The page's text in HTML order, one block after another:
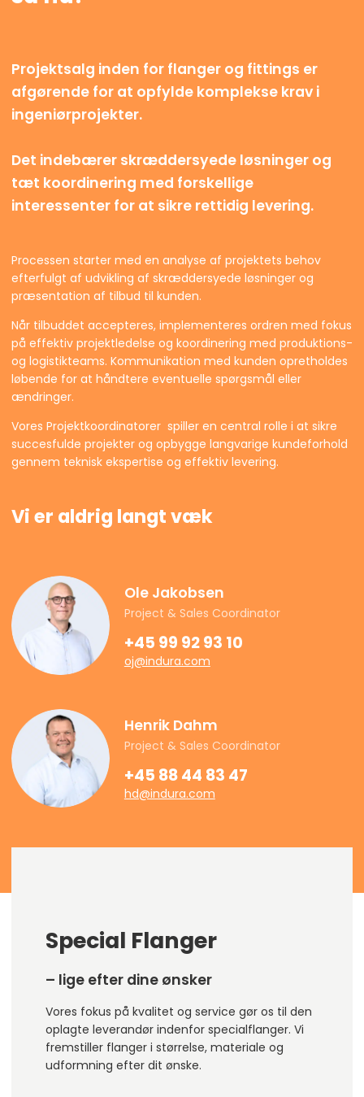
Projektsalg inden for flanger og fittings er
afgørende for at opfylde komplekse krav i
ingeniørprojekter.
Det indebærer skræddersyede løsninger og
tæt koordinering med forskellige
interessenter for at sikre rettidig levering.
Processen starter med en analyse af projektets behov
efterfulgt af udvikling af skræddersyede løsninger og
præsentation af tilbud til kunden.
Når tilbuddet accepteres, implementeres ordren med fokus
på effektiv projektledelse og koordinering med produktions-
og logistikteams. Kommunikation med kunden opretholdes
løbende for at håndtere eventuelle spørgsmål eller
ændringer.
Vores Projektkoordinatorer spiller en central rolle i at sikre
succesfulde projekter og opbygge langvarige kundeforhold
gennem teknisk ekspertise og effektiv levering.
Vi er aldrig langt væk
Ole Jakobsen
Project & Sales Coordinator
+45 99 92 93 10
oj@indura.com
Henrik Dahm
Project & Sales Coordinator
+45 88 44 83 47
hd@indura.com
Special Flanger
– lige efter dine ønsker
Vores fokus på kvalitet og service gør os til den
oplagte leverandør indenfor specialflanger. Vi
fremstiller flanger i størrelse, materiale og
udformning efter dit ønske.